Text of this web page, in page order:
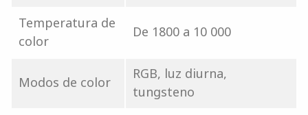
Temperatura de
color
De 1800 a 10 000
Modos de color
RGB, luz diurna,
tungsteno